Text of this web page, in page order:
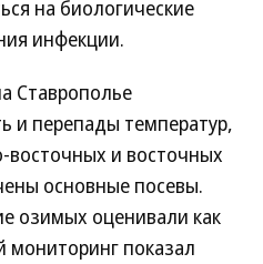
на биологические
инфекции.
Ставрополье
и перепады температур,
восточных и восточных
основные посевы.
озимых оценивали как
мониторинг показал